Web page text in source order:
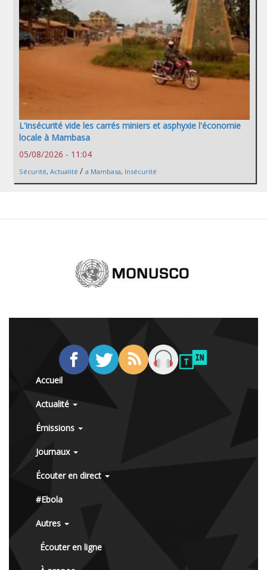
L'insécurité vide les carrés miniers et asphyxie l'économie
locale à Mambasa
05/08/2026 - 11:04
Sécurité, Actualité / a Mambasa, Insécurité
Accueil
Actualité
Émissions
Journaux
Écouter en direct
#Ebola
Autres
Écouter en ligne